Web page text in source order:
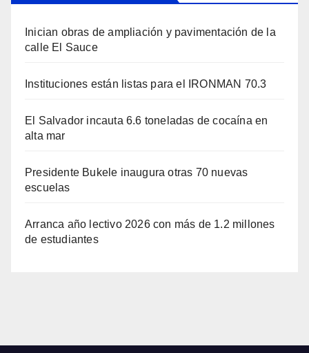
Inician obras de ampliación y pavimentación de la
calle El Sauce
Instituciones están listas para el IRONMAN 70.3
El Salvador incauta 6.6 toneladas de cocaína en
alta mar
Presidente Bukele inaugura otras 70 nuevas
escuelas
Arranca año lectivo 2026 con más de 1.2 millones
de estudiantes